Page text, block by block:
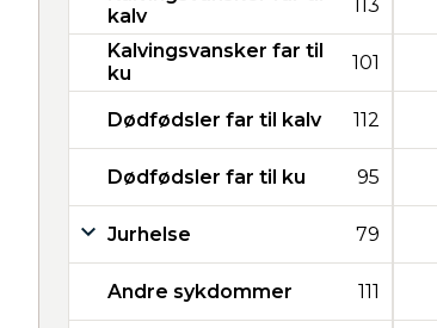
kalv
113
Kalvingsvansker far til
ku
101
Dødfødsler far til kalv 112
Dødfødsler far til ku 95
Jurhelse 79
Andre sykdommer 111